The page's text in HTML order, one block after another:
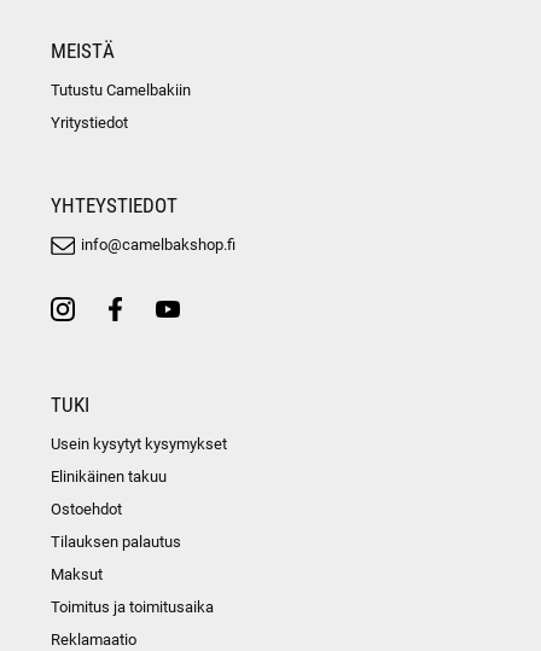
MEISTÄ
Tutustu Camelbakiin
Yritystiedot
YHTEYSTIEDOT
info@camelbakshop.fi
TUKI
Usein kysytyt kysymykset
Elinikäinen takuu
Ostoehdot
Tilauksen palautus
Maksut
Toimitus ja toimitusaika
Reklamaatio